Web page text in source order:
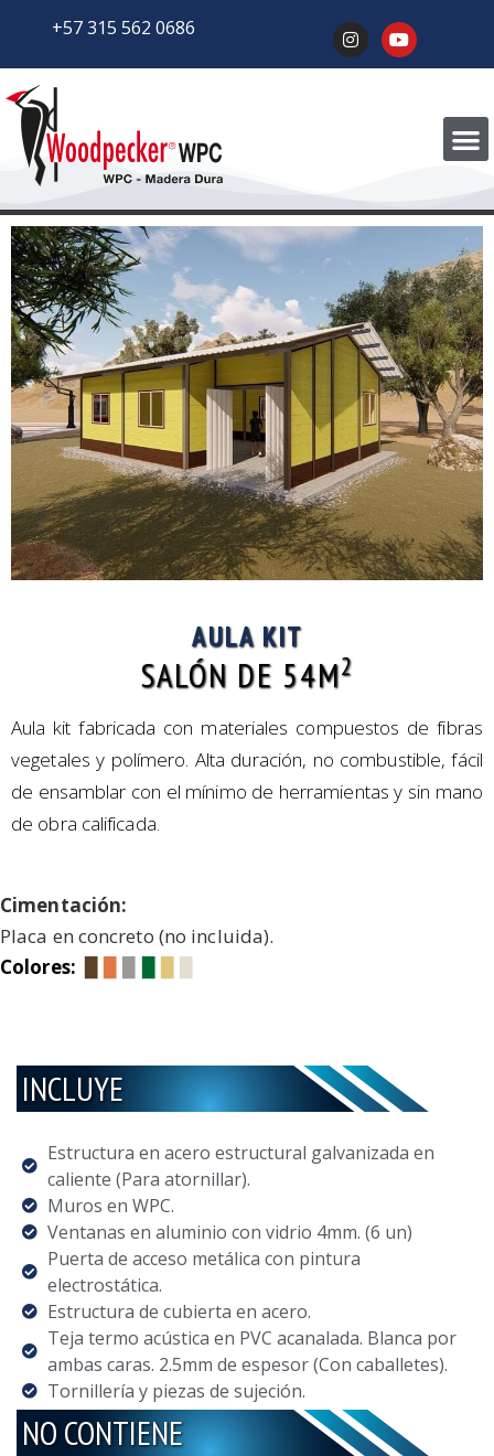
+57 315 562 0686
AULA KIT
SALÓN DE 54M2
Aula kit fabricada con materiales compuestos de fibras
vegetales y polímero. Alta duración, no combustible, fácil
de ensamblar con el mínimo de herramientas y sin mano
de obra calificada.
Cimentación:
Placa en concreto (no incluida).
Colores:
INCLUYE
Estructura en acero estructural galvanizada en
caliente (Para atornillar).
Muros en WPC.
Ventanas en aluminio con vidrio 4mm. (6 un)
Puerta de acceso metálica con pintura
electrostática.
Estructura de cubierta en acero.
Teja termo acústica en PVC acanalada. Blanca por
ambas caras. 2.5mm de espesor (Con caballetes).
Tornillería y piezas de sujeción.
NO CONTIENE